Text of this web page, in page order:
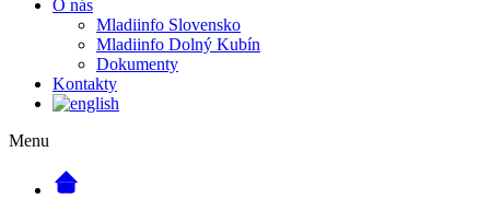
O nás
Mladiinfo Slovensko
Mladiinfo Dolný Kubín
Dokumenty
Kontakty
Menu